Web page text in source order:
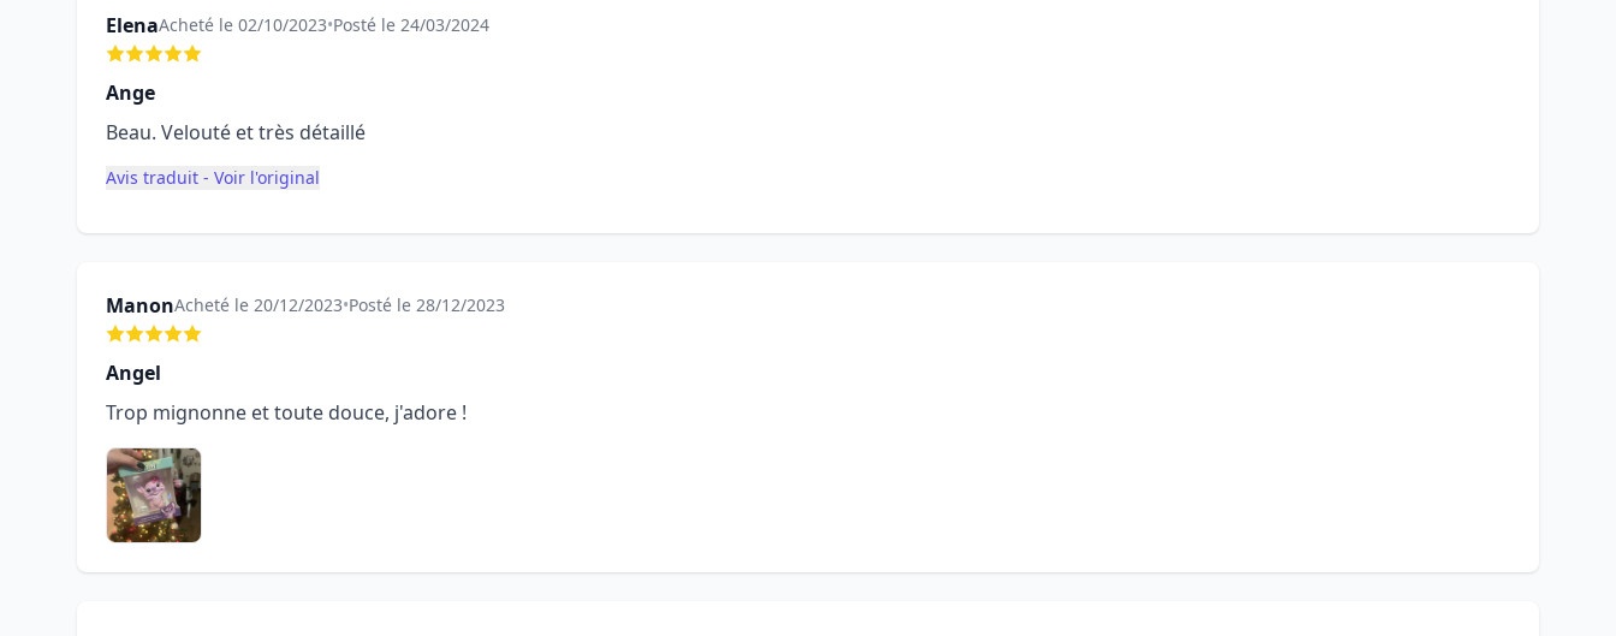
ElenaAcheté le 02/10/2023•Posté le 24/03/2024
Ange
Beau. Velouté et très détaillé
Avis traduit - Voir l'original
ManonAcheté le 20/12/2023•Posté le 28/12/2023
Angel
Trop mignonne et toute douce, j'adore !